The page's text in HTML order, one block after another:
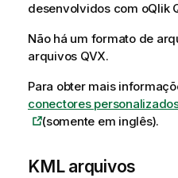
desenvolvidos com oQlik
Não há um formato de
arquivos QVX.
Para obter mais
conectores
(somente em inglês).
KMLarquivos